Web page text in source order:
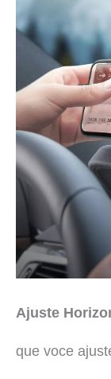
Ajuste
que voce